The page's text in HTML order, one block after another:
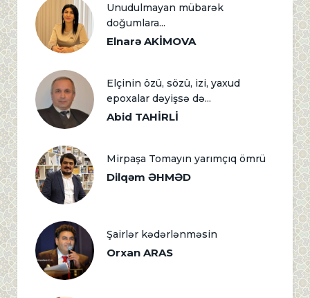
Unudulmayan mübarək
doğumlara...
Elnarə AKİMOVA
Elçinin özü, sözü, izi, yaxud
epoxalar dəyişsə də...
Abid TAHİRLİ
Mirpaşa Tomayın yarımçıq ömrü
Dilqəm ƏHMƏD
Şairlər kədərlənməsin
Orxan ARAS